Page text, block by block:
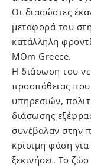
Οι διασώστες
μεταφορά του
κατάλληλη
MOm Greece.
Η διάσωση του
προσπάθειας
υπηρεσιών,
διάσωσης
συνέβαλαν στην
κρίσιμη φάση
ξεκινήσει. Το